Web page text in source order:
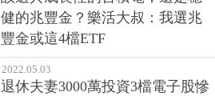
健的兆豐金？樂活大叔：我選兆
豐金或這4檔ETF
2022.05.03
退休夫妻3000萬投資3檔電子股慘